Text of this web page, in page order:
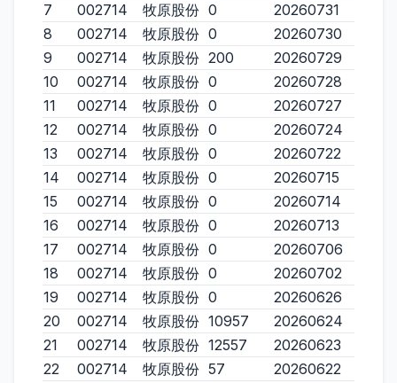
7
002714 牧原股份 0
20260731
8
002714 牧原股份 0
20260730
9
002714 牧原股份 200
20260729
10
002714 牧原股份 0
20260728
11
002714 牧原股份 0
20260727
12
002714 牧原股份 0
20260724
13
002714 牧原股份 0
20260722
14
002714 牧原股份 0
20260715
15
002714 牧原股份 0
20260714
16
002714 牧原股份 0
20260713
17
002714 牧原股份 0
20260706
18
002714 牧原股份 0
20260702
19
002714 牧原股份 0
20260626
20
002714 牧原股份 10957
20260624
21
002714 牧原股份 12557
20260623
22
002714 牧原股份 57
20260622